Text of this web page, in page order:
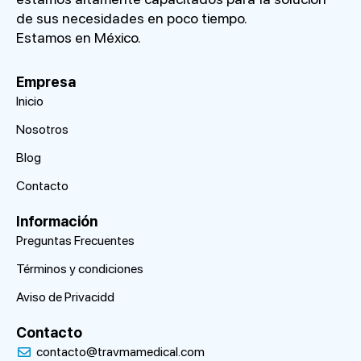
de sus necesidades en poco tiempo.
Estamos en México.
Empresa
Inicio
Nosotros
Blog
Contacto
Información
Preguntas Frecuentes
Términos y condiciones
Aviso de Privacidd
Contacto
contacto@travmamedical.com